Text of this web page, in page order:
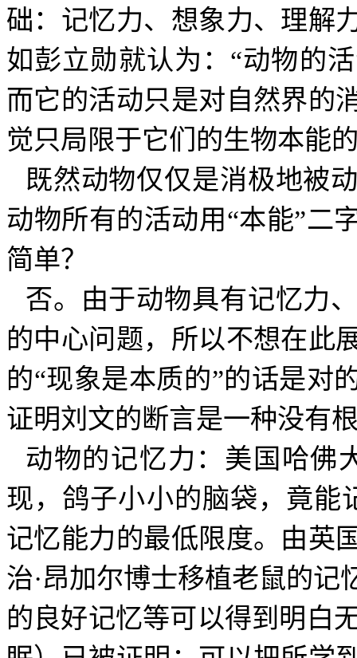
础：记忆力、想象力、理解
如彭立勋就认为：“动物的
而它的活动只是对自然界的
觉只局限于它们的生物本能
既然动物仅仅是消极地被
动物所有的活动用“本能”二
简单？
否。由于动物具有记忆力
的中心问题，所以不想在此
的“现象是本质的”的话是对
证明刘文的断言是一种没有
动物的记忆力：美国哈佛
现，鸽子小小的脑袋，竟能
记忆能力的最低限度。由英
治·昂加尔博士移植老鼠的
的良好记忆等可以得到明白